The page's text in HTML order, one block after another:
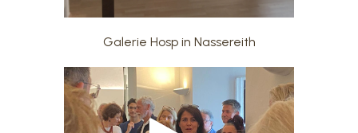
Galerie Hosp in Nassereith